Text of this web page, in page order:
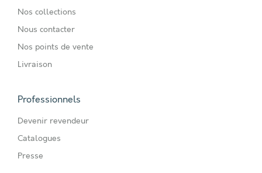
Nos collections
Nous contacter
Nos points de vente
Livraison
Professionnels
Devenir revendeur
Catalogues
Presse